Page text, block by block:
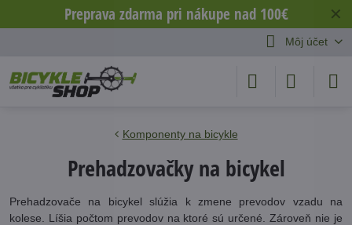
✕
Preprava zdarma pri nákupe nad 100€
Môj účet
Komponenty na bicykle
Prehadzovačky na bicykel
Prehadzovače na bicykel slúžia k zmene prevodov vzadu na
kolese. Líšia počtom prevodov na ktoré sú určené. Zároveň nie je